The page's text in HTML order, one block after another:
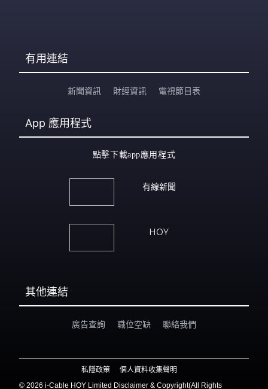
有用連結
新聞資訊 財經資訊 電視節目表
App 應用程式
點擊下載app應用程式
有線新聞
HOY
其他連結
廣告查詢 職位空缺 聯絡我們
私隱政策
個人資料收集聲明
© 2026 i-Cable HOY Limited Disclaimer & Copyright(All Rights